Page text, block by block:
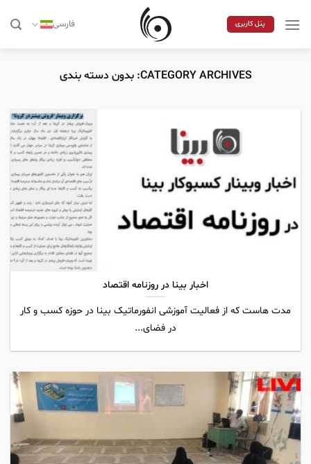
پنل کاربری فارسی
CATEGORY ARCHIVES: بدون دسته بندی
اخبار بینا در روزنامه اقتصاد
مدت هاست که از فعالیت آموزشی انفورماتیک بینا در حوزه کسب و کار
در فضای...